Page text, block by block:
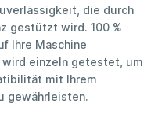
die durch
gestützt wird. 100 %
Ihre Maschine
einzeln getestet, um
mit Ihrem
gewährleisten.